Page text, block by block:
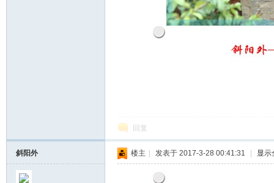
回复
斜阳外 楼主 发表于 2017-3-28 00:41:31 显示